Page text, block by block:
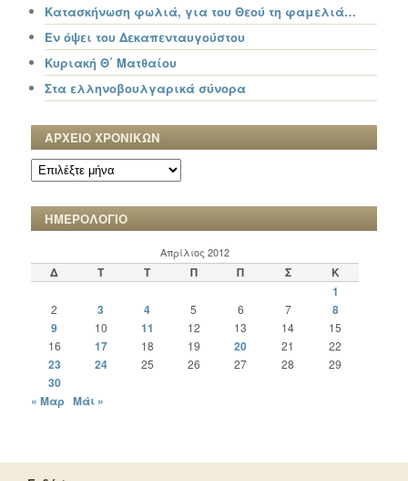
Κατασκήνωση φωλιά, για του Θεού τη φαμελιά…
Εν όψει του Δεκαπενταυγούστου
Κυριακή Θ΄ Ματθαίου
Στα ελληνοβουλγαρικά σύνορα
ΑΡΧΕΙΟ ΧΡΟΝΙΚΩΝ
ΑΡΧΕΙΟ
ΧΡΟΝΙΚΩΝ
ΗΜΕΡΟΛΟΓΙΟ
Απρίλιος 2012
Δ Τ Τ Π Π Σ
Κ
1
2 3 4 5 6 7
8
9
10 11 12 13 14
15
16
17 18 19 20 21 22
23 24 25 26 27 28 29
30
« Μαρ Μάι »